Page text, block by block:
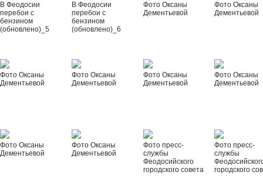
В Феодосии
перебои с
бензином
(обновлено)_5
В Феодосии
перебои с
бензином
(обновлено)_6
Фото Оксаны
Дементьевой
Фото Оксаны
Дементьевой
Фото Оксаны
Дементьевой
Фото Оксаны
Дементьевой
Фото Оксаны
Дементьевой
Фото Оксаны
Дементьевой
Фото Оксаны
Дементьевой
Фото Оксаны
Дементьевой
Фото пресс-
службы
Феодосийского
городского совета
Фото пресс-
службы
городского